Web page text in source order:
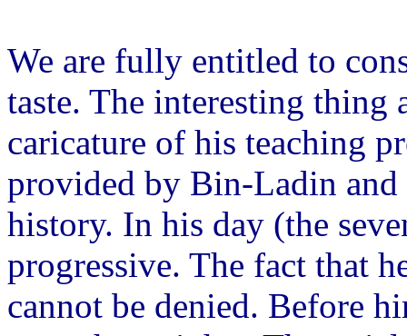
We are fully entitled to
taste. The interesting thing
caricature of his teaching
provided by Bin-Ladin
history. In his day (the
progressive. The fact that
cannot be denied. Before